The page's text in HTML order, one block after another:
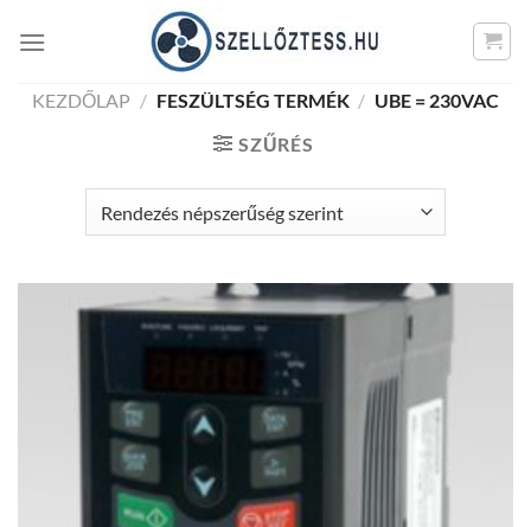
KEZDŐLAP / FESZÜLTSÉG TERMÉK / UBE = 230VAC
SZŰRÉS